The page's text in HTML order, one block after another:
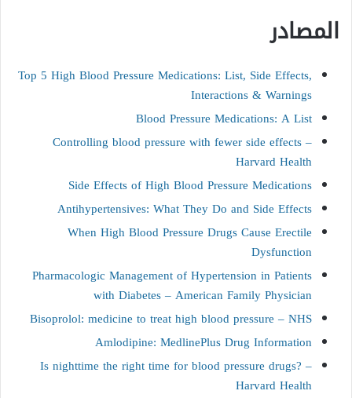
المصادر
Top 5 High Blood Pressure Medications: List, Side Effects,
Interactions & Warnings
Blood Pressure Medications: A List
Controlling blood pressure with fewer side effects –
Harvard Health
Side Effects of High Blood Pressure Medications
Antihypertensives: What They Do and Side Effects
When High Blood Pressure Drugs Cause Erectile
Dysfunction
Pharmacologic Management of Hypertension in Patients
with Diabetes – American Family Physician
Bisoprolol: medicine to treat high blood pressure – NHS
Amlodipine: MedlinePlus Drug Information
Is nighttime the right time for blood pressure drugs? –
Harvard Health